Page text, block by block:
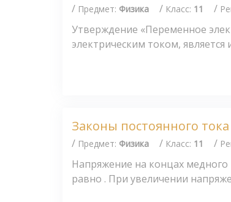
/ Предмет: Физика / Класс: 11 /
Утверждение «Переменное
электрическим током,
Законы постоянного тока
/ Предмет: Физика / Класс: 11 /
Напряжение на концах
равно . При увеличении